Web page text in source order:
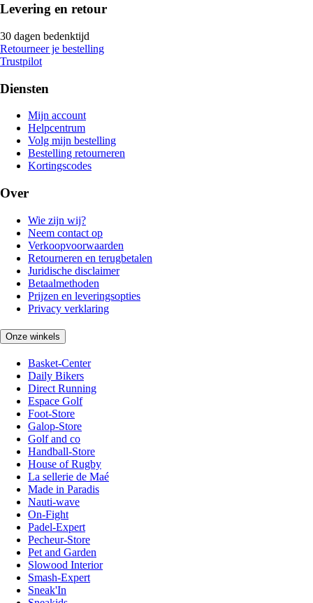
Levering en retour
30 dagen bedenktijd
Retourneer je bestelling
Trustpilot
Diensten
Mijn account
Helpcentrum
Volg mijn bestelling
Bestelling retourneren
Kortingscodes
Over
Wie zijn wij?
Neem contact op
Verkoopvoorwaarden
Retourneren en terugbetalen
Juridische disclaimer
Betaalmethoden
Prijzen en leveringsopties
Privacy verklaring
Onze winkels
Basket-Center
Daily Bikers
Direct Running
Espace Golf
Foot-Store
Galop-Store
Golf and co
Handball-Store
House of Rugby
La sellerie de Maé
Made in Paradis
Nauti-wave
On-Fight
Padel-Expert
Pecheur-Store
Pet and Garden
Slowood Interior
Smash-Expert
Sneak'In